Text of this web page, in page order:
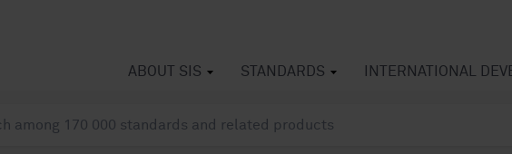
ABOUT SIS STANDARDS INTERNATIONAL